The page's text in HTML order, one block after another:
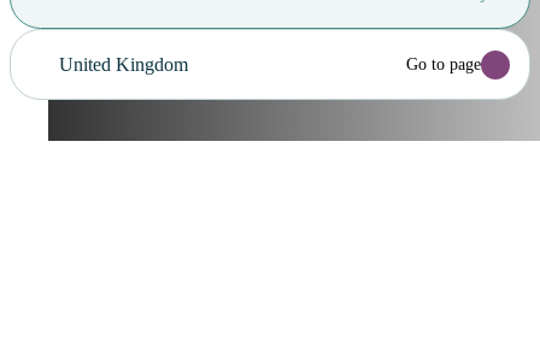
United Kingdom Go to page